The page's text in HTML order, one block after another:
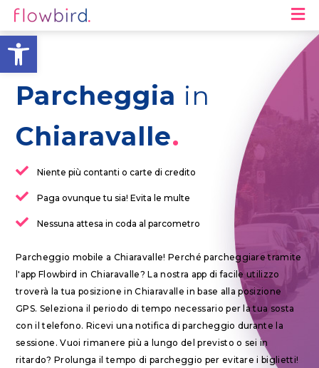
Apri la barra degli
Parcheggia in
Chiaravalle
Niente più contanti o carte di credito
Paga ovunque tu sia! Evita le multe
Nessuna attesa in coda al parcometro
Parcheggio mobile a Chiaravalle! Perché parcheggiare tramite
l'app Flowbird in Chiaravalle? La nostra app di facile utilizzo
troverà la tua posizione in Chiaravalle in base alla posizione
GPS. Seleziona il periodo di tempo necessario per la tua sosta
con il telefono. Ricevi una notifica di parcheggio durante la
sessione. Vuoi rimanere più a lungo del previsto o sei in
ritardo? Prolunga il tempo di parcheggio per evitare i biglietti!